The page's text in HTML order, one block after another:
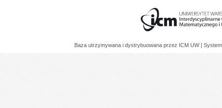
Baza utrzymywana i dystrybuowana przez ICM UW |